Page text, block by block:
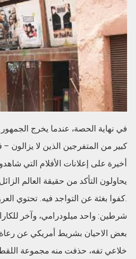
في نهاية الحصة، عندما يخرج
كبير من المتفرجين الذين لا يزالون
أخيرة على إعلانات الأفلام التي
يحاولون التأكد من حقيقة العالم
.كفوا بغثة عن التواجد فيه. تحتوي
شرطين: واحد ميلودرامي، وآخر
بعض الاحيان بشريط أمريكي عن رعاة
خلاعي تفه، حذفت منه مجموعة